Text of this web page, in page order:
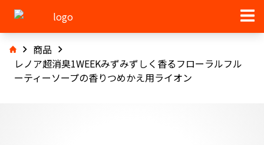
商品
レノア超消臭1WEEKみずみずしく香るフローラルフル
ーティーソープの香りつめかえ用ライオン